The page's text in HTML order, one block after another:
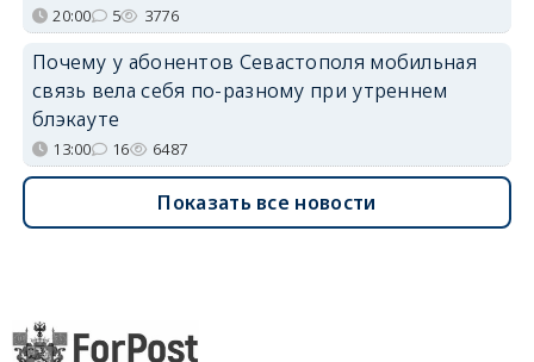
20:00 5 3776
Почему у абонентов Севастополя мобильная
связь вела себя по-разному при утреннем
блэкауте
13:00 16 6487
Показать все новости